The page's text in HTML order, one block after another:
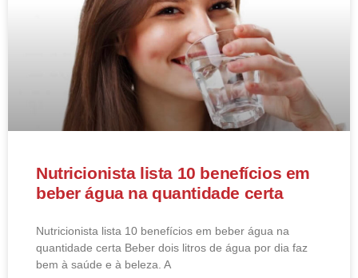
Nutricionista lista 10 benefícios em
beber água na quantidade certa
Nutricionista lista 10 benefícios em beber água na
quantidade certa Beber dois litros de água por dia faz
bem à saúde e à beleza. A